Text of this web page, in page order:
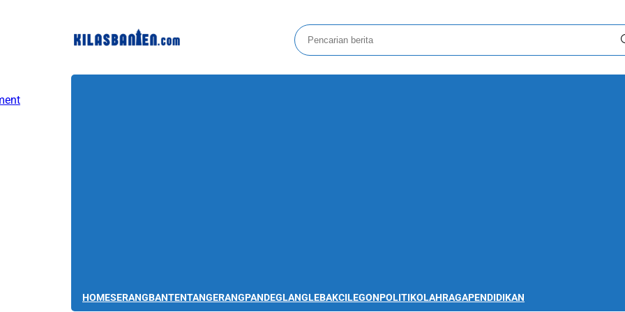
HOMESERANGBANTENTANGERANGPANDEGLANGLEBAKCILEGONPOLITIKOLAHRAGAPENDIDIKAN